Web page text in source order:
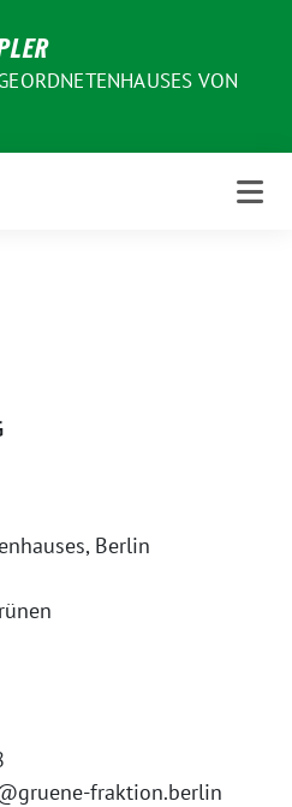
VON
Berlin
fraktion.berlin